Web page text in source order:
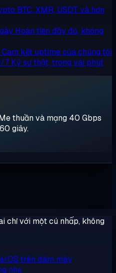
BTC, XMR, USDT và hơn
Hoàn tiền đầy đủ, không
Cam kết uptime của chúng tôi
7 Kỹ sư thật, trong vài phút
thuần và mạng 40 Gbps
giây.
chỉ với một cú nhấp, không
trên đám mây
nhẹ